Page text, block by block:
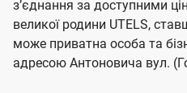
s
зʼєднання за доступними
великої родини UTELS,
може приватна особа та
адресою Антоновича вул.